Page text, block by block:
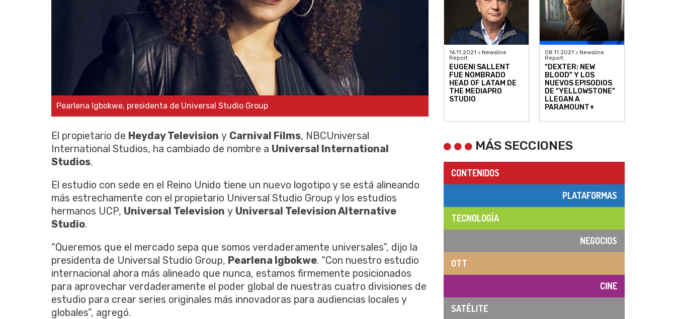
Pearlena Igbokwe, presidenta de Universal Studio Group
El propietario de Heyday Television y Carnival Films, NBCUniversal
International Studios, ha cambiado de nombre a Universal International
Studios.
El estudio con sede en el Reino Unido tiene un nuevo logotipo y se está alineando
más estrechamente con el propietario Universal Studio Group y los estudios
hermanos UCP, Universal Television y Universal Television Alternative
Studio.
“Queremos que el mercado sepa que somos verdaderamente universales”, dijo la
presidenta de Universal Studio Group, Pearlena Igbokwe. “Con nuestro estudio
internacional ahora más alineado que nunca, estamos firmemente posicionados
para aprovechar verdaderamente el poder global de nuestras cuatro divisiones de
estudio para crear series originales más innovadoras para audiencias locales y
globales”, agregó.
16.11.2021 > Newsline
Report
EUGENI SALLENT
FUE NOMBRADO
HEAD OF LATAM DE
THE MEDIAPRO
STUDIO
08.11.2021 > Newsline
Report
"DEXTER: NEW
BLOOD" Y LOS
NUEVOS EPISODIOS
DE "YELLOWSTONE"
LLEGAN A
PARAMOUNT+
MÁS SECCIONES
CONTENIDOS
PLATAFORMAS
TECNOLOGÍA
NEGOCIOS
OTT
CINE
SATÉLITE